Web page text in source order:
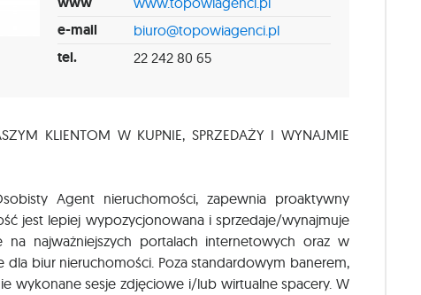
e-mail biuro@topowiagenci.pl
tel. 22 242 80 65
KLIENTOM W KUPNIE, SPRZEDAŻY I WYNAJMIE
Agent nieruchomości, zapewnia proaktywny
jest lepiej wypozycjonowana i sprzedaje/wynajmuje
najważniejszych portalach internetowych oraz w
biur nieruchomości. Poza standardowym banerem,
wykonane sesje zdjęciowe i/lub wirtualne spacery. W